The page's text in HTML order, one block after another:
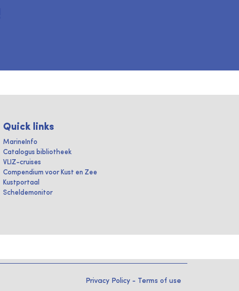
Quick links
MarineInfo
Catalogus bibliotheek
VLIZ-cruises
Compendium voor Kust en Zee
Kustportaal
Scheldemonitor
Privacy Policy - Terms of use